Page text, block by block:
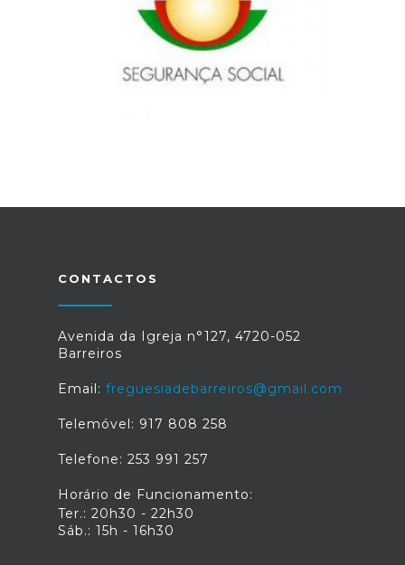
CONTACTOS
Avenida da Igreja n°127, 4720-052
Barreiros
Email: freguesiadebarreiros@gmail.com
Telemóvel: 917 808 258
Telefone: 253 991 257
Horário de Funcionamento:
Ter.: 20h30 - 22h30
Sáb.: 15h - 16h30